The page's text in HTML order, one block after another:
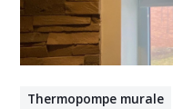
Thermopompe murale